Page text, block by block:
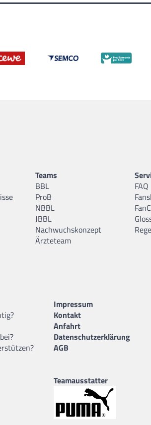
Teams
BBL
ProB
NBBL
JBBL
Nachwuchskonzept
Ärzteteam
FAQ
Impressum
Kontakt
Anfahrt
Datenschutzerklärung
AGB
Teamausstatter